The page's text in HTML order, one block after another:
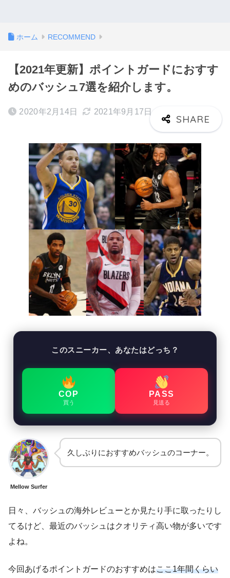
ホーム RECOMMEND
【2021年更新】ポイントガードにおすす
めのバッシュ7選を紹介します。
2020年2月14日 2021年9月17日
このスニーカー、あなたはどっち？
COP
買う
PASS
見送る
Mellow Surfer
久しぶりにおすすめバッシュのコーナー。
日々、バッシュの海外レビューとか見たり手に取ったりし
てるけど、最近のバッシュはクオリティ高い物が多いです
よね。
今回あげるポイントガードのおすすめはここ1年間くらい